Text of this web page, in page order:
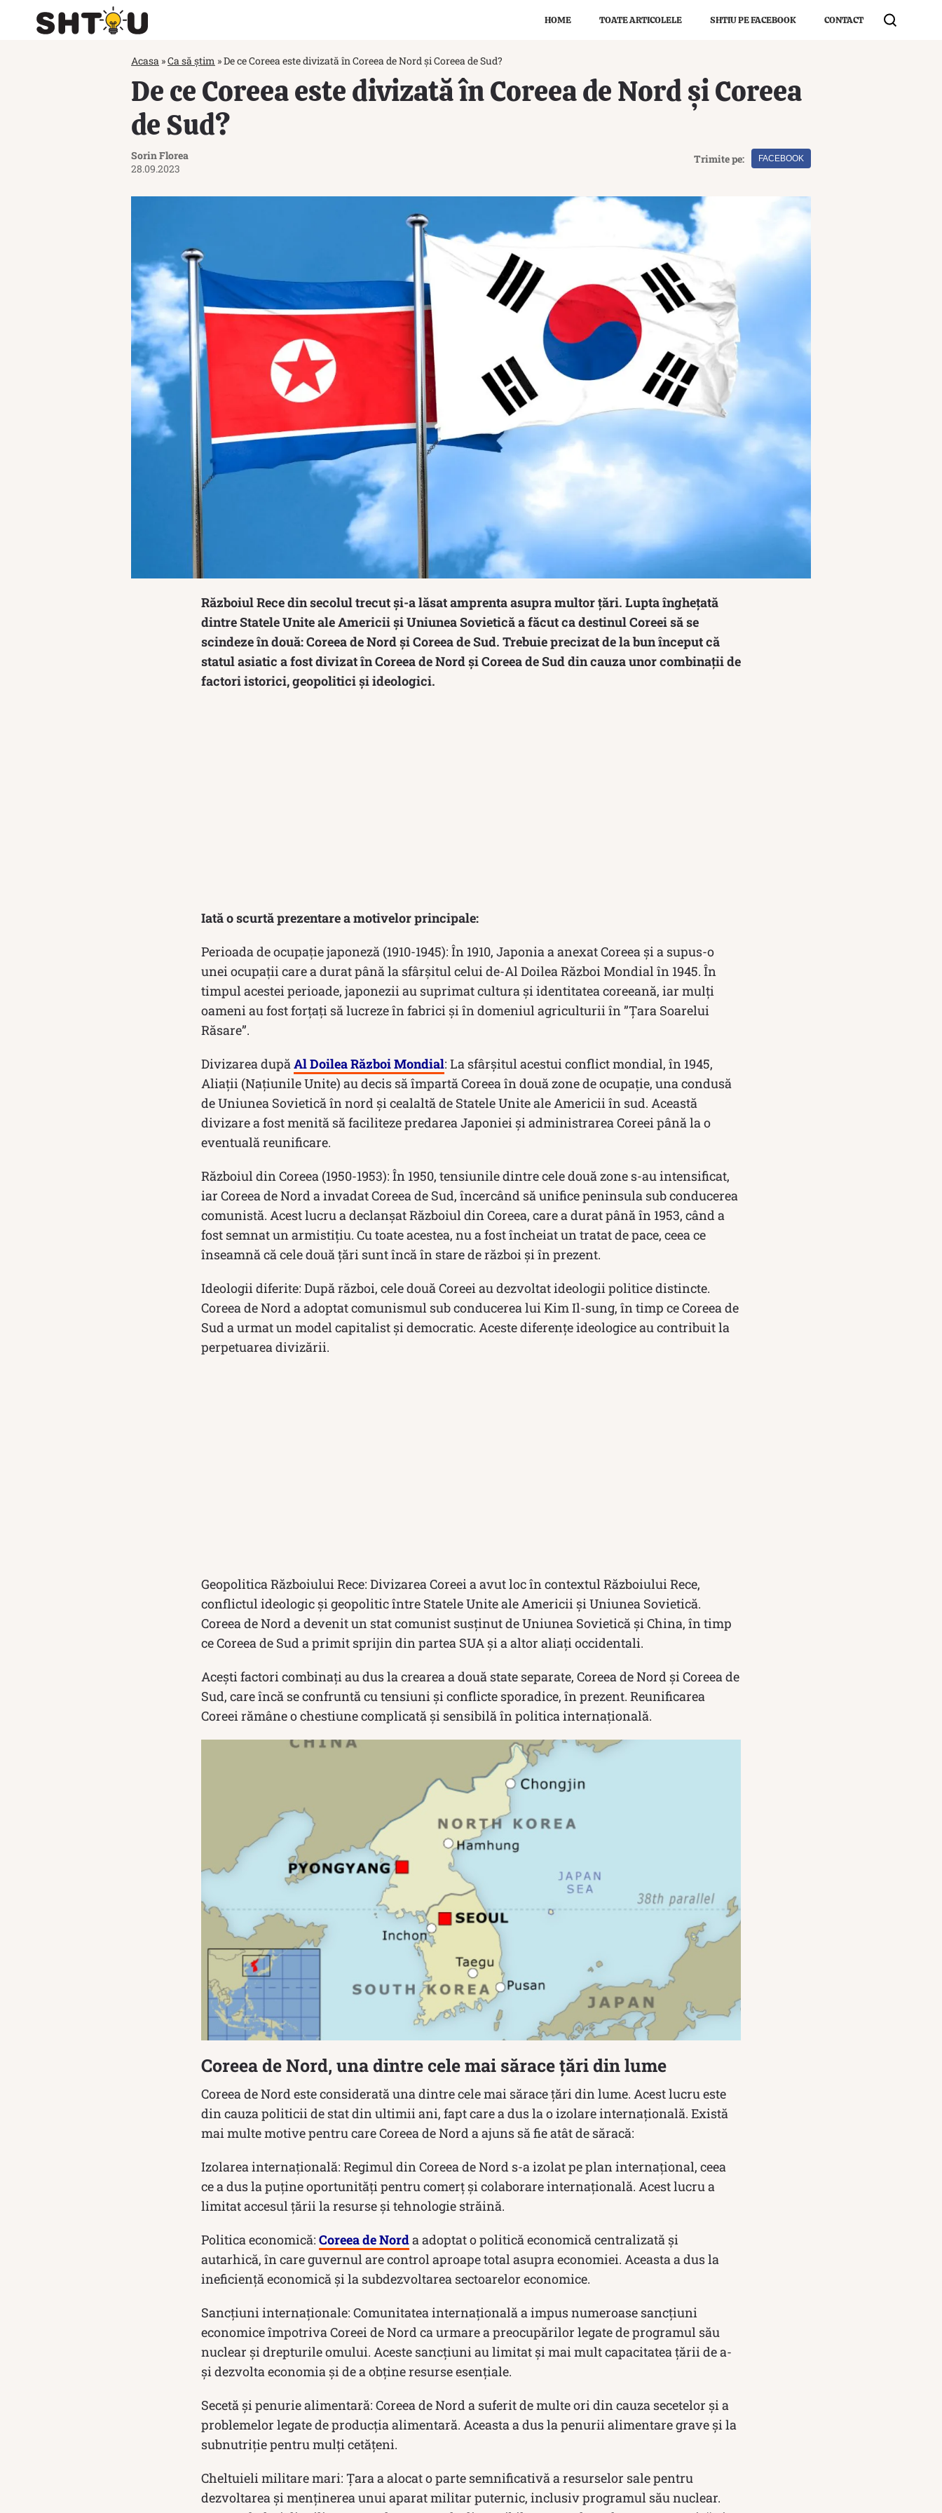
HOME TOATE ARTICOLELE SHTIU PE FACEBOOK CONTACT
Acasa »Ca să știm »De ce Coreea este divizată în Coreea de Nord și Coreea de Sud?
De ce Coreea este divizată în Coreea de Nord și Coreea
de Sud?
Sorin Florea
28.09.2023
Trimite pe: FACEBOOK
Războiul Rece din secolul trecut și-a lăsat amprenta asupra multor țări. Lupta înghețată
dintre Statele Unite ale Americii și Uniunea Sovietică a făcut ca destinul Coreei să se
scindeze în două: Coreea de Nord și Coreea de Sud. Trebuie precizat de la bun început că
statul asiatic a fost divizat în Coreea de Nord și Coreea de Sud din cauza unor combinații de
factori istorici, geopolitici și ideologici.
Iată o scurtă prezentare a motivelor principale:
Perioada de ocupație japoneză (1910-1945): În 1910, Japonia a anexat Coreea și a supus-o
unei ocupații care a durat până la sfârșitul celui de-Al Doilea Război Mondial în 1945. În
timpul acestei perioade, japonezii au suprimat cultura și identitatea coreeană, iar mulți
oameni au fost forțați să lucreze în fabrici și în domeniul agriculturii în ”Țara Soarelui
Răsare”.
Divizarea dupăAl Doilea Război Mondial: La sfârșitul acestui conflict mondial, în 1945,
Aliații (Națiunile Unite) au decis să împartă Coreea în două zone de ocupație, una condusă
de Uniunea Sovietică în nord și cealaltă de Statele Unite ale Americii în sud. Această
divizare a fost menită să faciliteze predarea Japoniei și administrarea Coreei până la o
eventuală reunificare.
Războiul din Coreea (1950-1953): În 1950, tensiunile dintre cele două zone s-au intensificat,
iar Coreea de Nord a invadat Coreea de Sud, încercând să unifice peninsula sub conducerea
comunistă. Acest lucru a declanșat Războiul din Coreea, care a durat până în 1953, când a
fost semnat un armistițiu. Cu toate acestea, nu a fost încheiat un tratat de pace, ceea ce
înseamnă că cele două țări sunt încă în stare de război și în prezent.
Ideologii diferite: După război, cele două Coreei au dezvoltat ideologii politice distincte.
Coreea de Nord a adoptat comunismul sub conducerea lui Kim Il-sung, în timp ce Coreea de
Sud a urmat un model capitalist și democratic. Aceste diferențe ideologice au contribuit la
perpetuarea divizării.
Geopolitica Războiului Rece: Divizarea Coreei a avut loc în contextul Războiului Rece,
conflictul ideologic și geopolitic între Statele Unite ale Americii și Uniunea Sovietică.
Coreea de Nord a devenit un stat comunist susținut de Uniunea Sovietică și China, în timp
ce Coreea de Sud a primit sprijin din partea SUA și a altor aliați occidentali.
Acești factori combinați au dus la crearea a două state separate, Coreea de Nord și Coreea de
Sud, care încă se confruntă cu tensiuni și conflicte sporadice, în prezent. Reunificarea
Coreei rămâne o chestiune complicată și sensibilă în politica internațională.
Coreea de Nord, una dintre cele mai sărace țări din lume
Coreea de Nord este considerată una dintre cele mai sărace țări din lume. Acest lucru este
din cauza politicii de stat din ultimii ani, fapt care a dus la o izolare internațională. Există
mai multe motive pentru care Coreea de Nord a ajuns să fie atât de săracă:
Izolarea internațională: Regimul din Coreea de Nord s-a izolat pe plan internațional, ceea
ce a dus la puține oportunități pentru comerț și colaborare internațională. Acest lucru a
limitat accesul țării la resurse și tehnologie străină.
Politica economică: Coreea de Norda adoptat o politică economică centralizată și
autarhică, în care guvernul are control aproape total asupra economiei. Aceasta a dus la
ineficiență economică și la subdezvoltarea sectoarelor economice.
Sancțiuni internaționale: Comunitatea internațională a impus numeroase sancțiuni
economice împotriva Coreei de Nord ca urmare a preocupărilor legate de programul său
nuclear și drepturile omului. Aceste sancțiuni au limitat și mai mult capacitatea țării de a-
și dezvolta economia și de a obține resurse esențiale.
Secetă și penurie alimentară: Coreea de Nord a suferit de multe ori din cauza secetelor și a
problemelor legate de producția alimentară. Aceasta a dus la penurii alimentare grave și la
subnutriție pentru mulți cetățeni.
Cheltuieli militare mari: Țara a alocat o parte semnificativă a resurselor sale pentru
dezvoltarea și menținerea unui aparat militar puternic, inclusiv programul său nuclear.